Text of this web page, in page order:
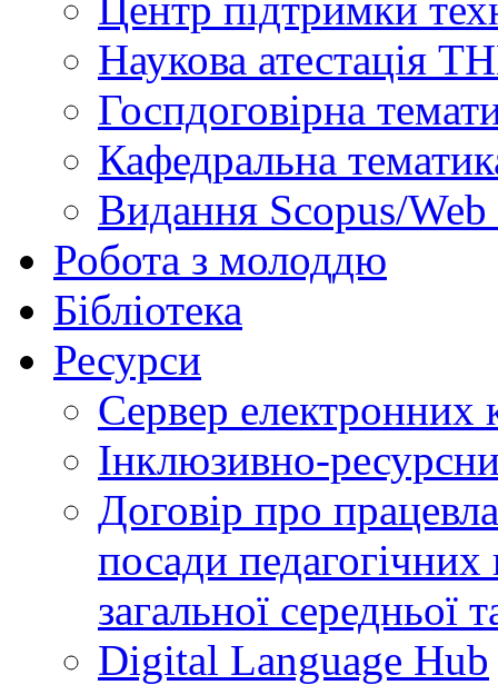
Наукова атестація
Госпдоговірна
Кафедральна
Видання Scopus/
Робота з молоддю
Бібліотека
Ресурси
Сервер
Інклюзивно-
Договір про
посади педагогічних
загальної середньої
Digital Language Hub